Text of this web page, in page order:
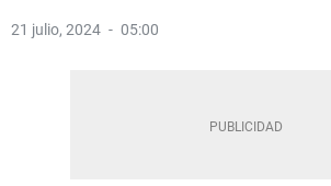
21 julio, 2024 05:00